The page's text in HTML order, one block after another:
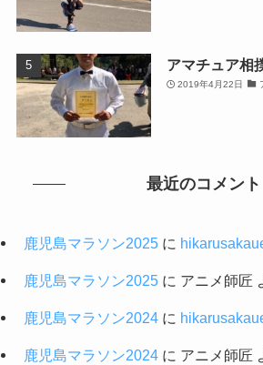
アマチュア相
2019年4月22日
最近のコメント
鹿児島マラソン2025に
鹿児島マラソン2025に アニメ師匠
鹿児島マラソン2024に
鹿児島マラソン2024に アニメ師匠